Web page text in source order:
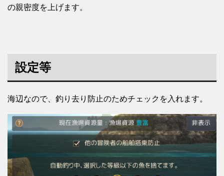
の親密度を上げます。
設定等
海辺なので、釣り去り防止のためチェックを入れます。